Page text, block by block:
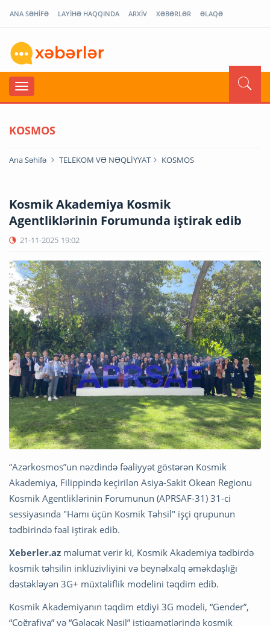
ANA SƏHİFƏ LAYİHƏ HAQQINDA ARXİV XƏBƏRLƏR ƏLAQƏ
KOSMOS
Ana Səhifə TELEKOM VƏ NƏQLİYYAT KOSMOS
Kosmik Akademiya Kosmik
Agentliklərinin Forumunda iştirak edib
21-11-2025 19:02
“Azərkosmos”un nəzdində fəaliyyət göstərən Kosmik
Akademiya, Filippində keçirilən Asiya-Sakit Okean Regionu
Kosmik Agentliklərinin Forumunun (APRSAF-31) 31-ci
sessiyasında "Hamı üçün Kosmik Təhsil" işçi qrupunun
tədbirində fəal iştirak edib.
Xeberler.az məlumat verir ki, Kosmik Akademiya tədbirdə
kosmik təhsilin inklüzivliyini və beynəlxalq əməkdaşlığı
dəstəkləyən 3G+ müxtəliflik modelini təqdim edib.
Kosmik Akademiyanın təqdim etdiyi 3G modeli, “Gender”,
“Coğrafiya” və “Gələcək Nəsil” istiqamətlərində kosmik